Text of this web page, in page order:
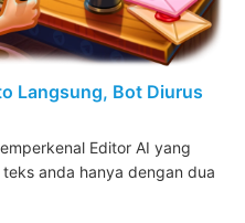
Langsung, Bot Diurus
Editor AI yang
anda hanya dengan dua